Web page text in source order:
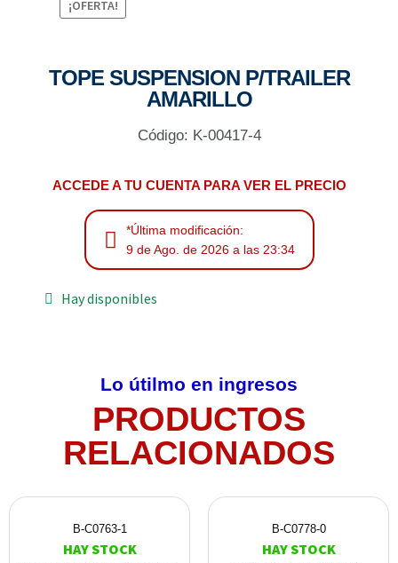
¡OFERTA!
TOPE SUSPENSION P/TRAILER
AMARILLO
Código: K-00417-4
ACCEDE A TU CUENTA PARA VER EL PRECIO
*Última modificación:
9 de Ago. de 2026 a las 23:34
Hay disponibles
Lo útilmo en ingresos
PRODUCTOS
RELACIONADOS
B-C0763-1
HAY STOCK
B-C0778-0
HAY STOCK